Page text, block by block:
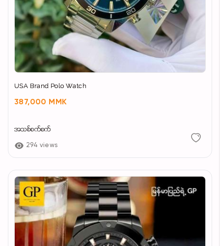
USA Brand Polo Watch
387,000 MMK
အသစ်စက်စက်
294 views